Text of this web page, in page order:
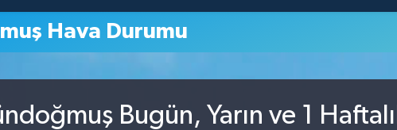
Hava Durumu
Bugün, Yarın ve 1